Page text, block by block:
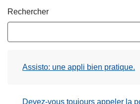
Rechercher
Assisto: une appli bien pratique.
Devez-vous toujours appeler la